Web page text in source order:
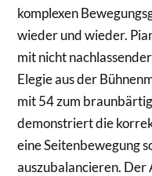
komplexen
wieder und wieder.
mit nicht
Elegie aus der
mit 54 zum
demonstriert die
eine Seitenbewegung
auszubalancieren. Der